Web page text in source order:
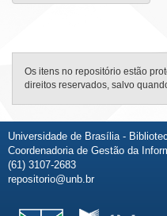
Os itens no repositório estão
direitos reservados, salvo
Universidade de Brasília -
Coordenadoria de Gestão da
(61) 3107-2683
repositorio@unb.br